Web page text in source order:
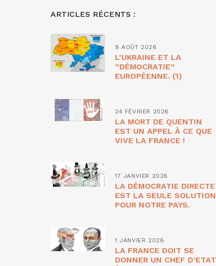
ARTICLES RÉCENTS :
9 AOÛT 2026
L’UKRAINE ET LA
“DÉMOCRATIE”
EUROPÉENNE. (1)
24 FÉVRIER 2026
LA MORT DE QUENTIN
EST UN APPEL À CE QUE
VIVE LA FRANCE !
17 JANVIER 2026
LA DÉMOCRATIE DIRECTE
EST LA SEULE SOLUTION
POUR NOTRE PAYS.
1 JANVIER 2026
LA FRANCE DOIT SE
DONNER UN CHEF D’ETAT